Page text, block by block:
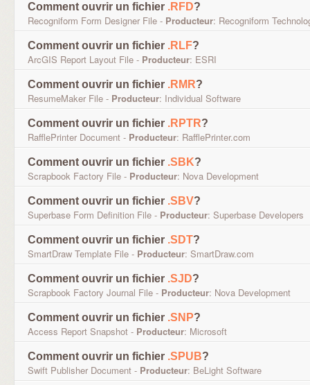
Comment ouvrir un fichier .RFD?
Recogniform Form Designer File - Producteur: Recogniform
Comment ouvrir un fichier .RLF?
ArcGIS Report Layout File - Producteur: ESRI
Comment ouvrir un fichier .RMR?
ResumeMaker File - Producteur: Individual Software
Comment ouvrir un fichier .RPTR?
RafflePrinter Document - Producteur: RafflePrinter.com
Comment ouvrir un fichier .SBK?
Scrapbook Factory File - Producteur: Nova Development
Comment ouvrir un fichier .SBV?
Superbase Form Definition File - Producteur: Superbase Developers
Comment ouvrir un fichier .SDT?
SmartDraw Template File - Producteur: SmartDraw.com
Comment ouvrir un fichier .SJD?
Scrapbook Factory Journal File - Producteur: Nova Development
Comment ouvrir un fichier .SNP?
Access Report Snapshot - Producteur: Microsoft
Comment ouvrir un fichier .SPUB?
Swift Publisher Document - Producteur: BeLight Software